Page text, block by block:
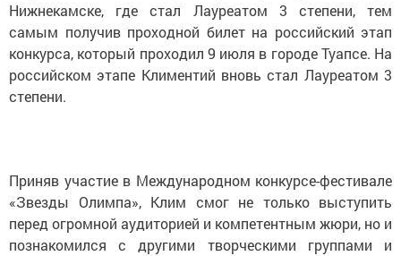
Нижнекамске, где стал Лауреатом 3 степени, тем
самым получив проходной билет на российский этап
конкурса, который проходил 9 июля в городе Туапсе. На
российском этапе Климентий вновь стал Лауреатом 3
степени.
Приняв участие в Международном конкурсе-фестивале
«Звезды Олимпа», Клим смог не только выступить
перед огромной аудиторией и компетентным жюри, но и
познакомился с другими творческими группами и